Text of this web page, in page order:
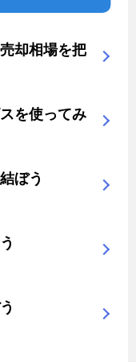
却相場を把
を使ってみ
ぼう